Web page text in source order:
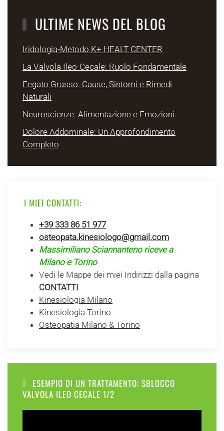
ULTIME NEWS DEL BLOG
Iridologia-Metodo K+ HEALT CENTER
La Valvola Ileo-Cecale: Ruolo Fondamentale
Fegato Grasso: Cause, Sintomi e Rimedi
Naturali
Neuroscienze: Alimentazione e Emozioni.
Dolore Addominale: Un Approfondimento
Completo
I MIEI CONTATTI:
+39 333 86 51 977
osteopata.kinesiologo@gmail.com
Massimiliano Sciannanteno riceve a
Milano e Torino
Vedi le Mappe dei miei Indirizzi dalla pagina
CONTATTI
Kinesiologia Milano
Kinesiologia Torino
Osteopatia Milano & Torino
ESEMPIO DI UN TRATTAMENTO: SBLOCCO
VALVOLA ILEO CECALE 1/2